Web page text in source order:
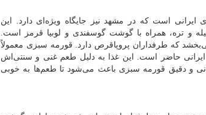
است که در مشهد نیز جایگاه ویژه‌ای دارد. این
و تره، همراه با گوشت گوسفندی و لوبیا قرمز است.
که طرفداران پروپاقرص دارد. قورمه سبزی معمولاً
حاضر است. این غذا به دلیل طعم غنی و سنتی‌اش
و دقیق قورمه سبزی باعث می‌شود تا طعم‌ها به خوبی